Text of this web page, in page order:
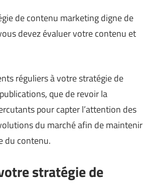
de contenu marketing digne de
devez évaluer votre contenu et
réguliers à votre stratégie de
que de revoir la
pour capter l’attention des
du marché afin de maintenir
du contenu.
stratégie de